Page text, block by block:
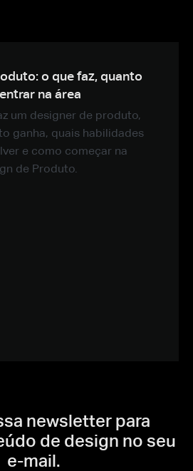
o que faz, quanto
na área
um designer de produto,
ganha, quais habilidades
e como começar na
de Produto.
newsletter para
de design no seu
e-mail.